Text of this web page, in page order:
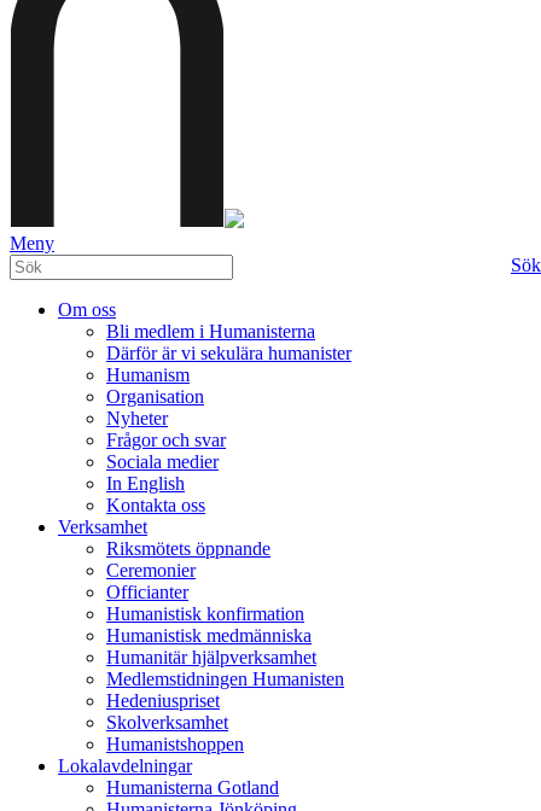
Meny
Sök
Om oss
Bli medlem i Humanisterna
Därför är vi sekulära humanister
Humanism
Organisation
Nyheter
Frågor och svar
Sociala medier
In English
Kontakta oss
Verksamhet
Riksmötets öppnande
Ceremonier
Officianter
Humanistisk konfirmation
Humanistisk medmänniska
Humanitär hjälpverksamhet
Medlemstidningen Humanisten
Hedeniuspriset
Skolverksamhet
Humanistshoppen
Lokalavdelningar
Humanisterna Gotland